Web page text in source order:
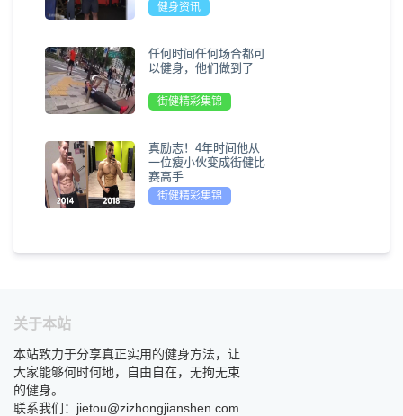
健身资讯
任何时间任何场合都可
以健身，他们做到了
街健精彩集锦
真励志！4年时间他从
一位瘦小伙变成街健比
赛高手
街健精彩集锦
关于本站
本站致力于分享真正实用的健身方法，让
大家能够何时何地，自由自在，无拘无束
的健身。
联系我们：jietou@zizhongjianshen.com